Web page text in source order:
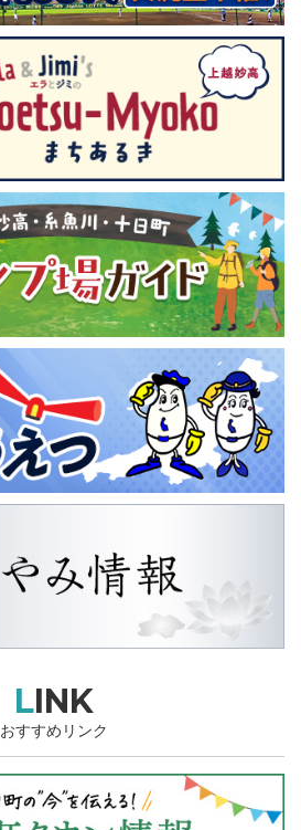
LINK
おすすめリンク